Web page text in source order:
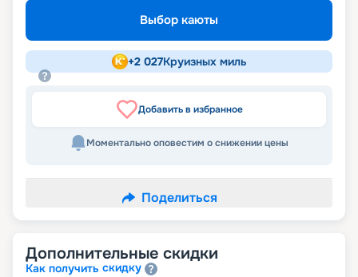
Выбор каюты
+2 027Круизных миль
Добавить в избранное
Моментально оповестим о снижении цены
Поделиться
Дополнительные скидки
Как получить скидку